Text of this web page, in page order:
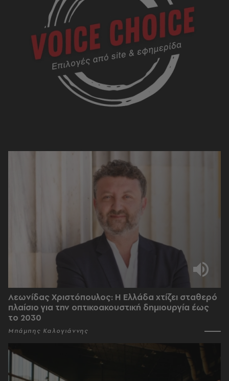
Λεωνίδας Χριστόπουλος: Η Ελλάδα χτίζει σταθερό
πλαίσιο για την οπτικοακουστική δημιουργία έως
το 2030
Μπάμπης Καλογιάννης